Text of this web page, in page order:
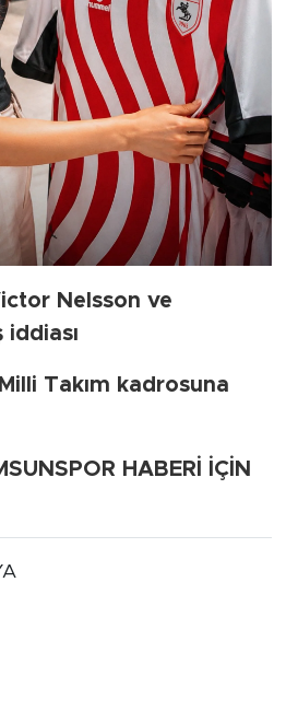
Nelsson ve
iddiası
Takım kadrosuna
HABERİ İÇİN